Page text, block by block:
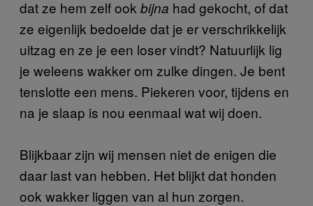
dat ze hem zelf ook bijna had gekocht, of dat
ze eigenlijk bedoelde dat je er verschrikkelijk
uitzag en ze je een loser vindt? Natuurlijk lig
je weleens wakker om zulke dingen. Je bent
tenslotte een mens. Piekeren voor, tijdens en
na je slaap is nou eenmaal wat wij doen.
Blijkbaar zijn wij mensen niet de enigen die
daar last van hebben. Het blijkt dat honden
ook wakker liggen van al hun zorgen.